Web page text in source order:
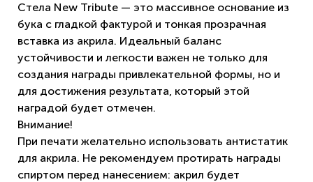
Стела New Tribute — это массивное основание из
бука с гладкой фактурой и тонкая прозрачная
вставка из акрила. Идеальный баланс
устойчивости и легкости важен не только для
создания награды привлекательной формы, но и
для достижения результата, который этой
наградой будет отмечен.
Внимание!
При печати желательно использовать антистатик
для акрила. Не рекомендуем протирать награды
спиртом перед нанесением: акрил будет